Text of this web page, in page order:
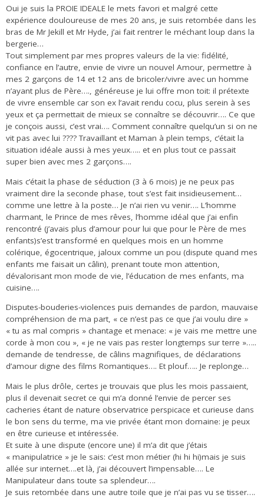
Oui je suis la PROIE IDEALE le mets favori et malgré cette
expérience douloureuse de mes 20 ans, je suis retombée dans les
bras de Mr Jekill et Mr Hyde, j’ai fait rentrer le méchant loup dans la
bergerie…
Tout simplement par mes propres valeurs de la vie: fidélité,
confiance en l’autre, envie de vivre un nouvel Amour, permettre à
mes 2 garçons de 14 et 12 ans de bricoler/vivre avec un homme
n’ayant plus de Père…., généreuse je lui offre mon toit: il prétexte
de vivre ensemble car son ex l’avait rendu cocu, plus serein à ses
yeux et ça permettait de mieux se connaître se découvrir…. Ce que
je conçois aussi, c’est vrai…. Comment connaître quelqu’un si on ne
vit pas avec lui ???? Travaillant et Maman à plein temps, c’était la
situation idéale aussi à mes yeux….. et en plus tout ce passait
super bien avec mes 2 garçons….
Mais c’était la phase de séduction (3 à 6 mois) je ne peux pas
vraiment dire la seconde phase, tout s’est fait insidieusement…
comme une lettre à la poste… Je n’ai rien vu venir…. L’homme
charmant, le Prince de mes rêves, l’homme idéal que j’ai enfin
rencontré (j’avais plus d’amour pour lui que pour le Père de mes
enfants)s’est transformé en quelques mois en un homme
colérique, égocentrique, jaloux comme un pou (dispute quand mes
enfants me faisait un câlin), prenant toute mon attention,
dévalorisant mon mode de vie, l’éducation de mes enfants, ma
cuisine….
Disputes-bouderies-violences puis demandes de pardon, mauvaise
compréhension de ma part, « ce n’est pas ce que j’ai voulu dire »
« tu as mal compris » chantage et menace: « je vais me mettre une
corde à mon cou », « je ne vais pas rester longtemps sur terre »…..
demande de tendresse, de câlins magnifiques, de déclarations
d’amour digne des films Romantiques…. Et plouf….. Je replonge…
Mais le plus drôle, certes je trouvais que plus les mois passaient,
plus il devenait secret ce qui m’a donné l’envie de percer ses
cacheries étant de nature observatrice perspicace et curieuse dans
le bon sens du terme, ma vie privée étant mon domaine: je peux
en être curieuse et intéressée.
Et suite à une dispute (encore une) il m’a dit que j’étais
« manipulatrice » je le sais: c’est mon métier (hi hi hi)mais je suis
allée sur internet….et là, j’ai découvert l’impensable…. Le
Manipulateur dans toute sa splendeur….
Je suis retombée dans une autre toile que je n’ai pas vu se tisser….